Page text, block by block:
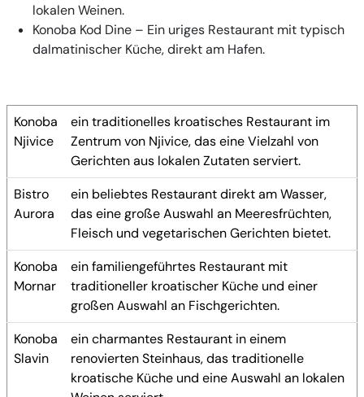
lokalen Weinen.
Konoba Kod Dine – Ein uriges Restaurant mit typisch
dalmatinischer Küche, direkt am Hafen.
Konoba
Njivice
ein traditionelles kroatisches Restaurant im
Zentrum von Njivice, das eine Vielzahl von
Gerichten aus lokalen Zutaten serviert.
Bistro
Aurora
ein beliebtes Restaurant direkt am Wasser,
das eine große Auswahl an Meeresfrüchten,
Fleisch und vegetarischen Gerichten bietet.
Konoba
Mornar
ein familiengeführtes Restaurant mit
traditioneller kroatischer Küche und einer
großen Auswahl an Fischgerichten.
Konoba
Slavin
ein charmantes Restaurant in einem
renovierten Steinhaus, das traditionelle
kroatische Küche und eine Auswahl an lokalen